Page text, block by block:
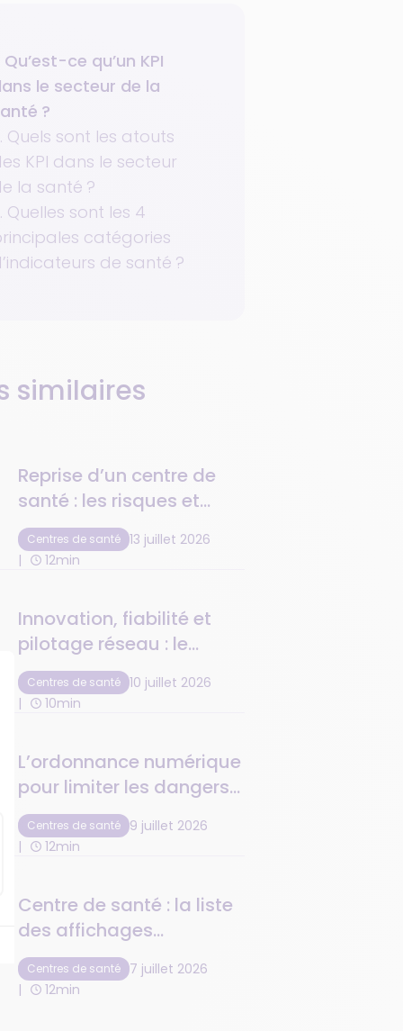
Qu’est-ce qu’un KPI
le secteur de la
?
Quels sont les atouts
KPI dans le secteur
la santé ?
Quelles sont les 4
catégories
de santé ?
similaires
Reprise d’un centre de
santé : les risques et
précautions à anticiper
Centres de santé 13 juillet 2026
12min
Innovation, fiabilité et
pilotage réseau : le
logiciel de centre de
santé au top de la tech
Centres de santé 10 juillet 2026
10min
L’ordonnance numérique
pour limiter les dangers
de la retranscription
médicamenteuse
Centres de santé
9 juillet 2026
12min
Centre de santé : la liste
des affichages
obligatoires à respecter
Centres de santé
7 juillet 2026
12min